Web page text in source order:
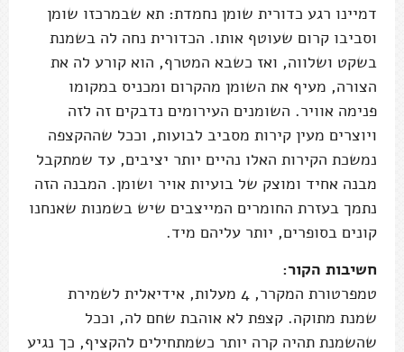
דמיינו רגע כדורית שומן נחמדת: תא שבמרכזו שומן
וסביבו קרום שעוטף אותו. הכדורית נחה לה בשמנת
בשקט ושלווה, ואז כשבא המטרף, הוא קורע לה את
הצורה, מעיף את השומן מהקרום ומכניס במקומו
פנימה אוויר. השומנים העירומים נדבקים זה לזה
ויוצרים מעין קירות מסביב לבועות, וככל שההקצפה
נמשכת הקירות האלו נהיים יותר יציבים, עד שמתקבל
מבנה אחיד ומוצק של בועיות אויר ושומן. המבנה הזה
נתמך בעזרת החומרים המייצבים שיש בשמנות שאנחנו
קונים בסופרים, יותר עליהם מיד.
חשיבות הקור:
טמפרטורת המקרר, 4 מעלות, אידיאלית לשמירת
שמנת מתוקה. קצפת לא אוהבת שחם לה, וככל
שהשמנת תהיה קרה יותר כשמתחילים להקציף, כך נגיע